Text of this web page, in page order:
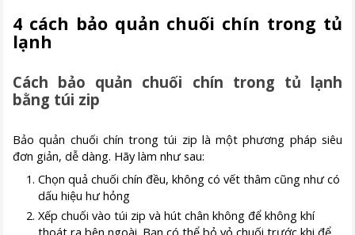
4 cách bảo quản chuối chín trong tủ
lạnh
Cách bảo quản chuối chín trong tủ lạnh
bằng túi zip
Bảo quản chuối chín trong túi zip là một phương pháp siêu
đơn giản, dễ dàng. Hãy làm như sau:
Chọn quả chuối chín đều, không có vết thâm cũng như có
dấu hiệu hư hỏng
Xếp chuối vào túi zip và hút chân không để không khí
thoát ra bên ngoài. Bạn có thể bỏ vỏ chuối trước khi để